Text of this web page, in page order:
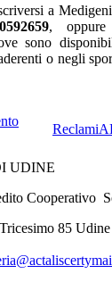
a
,
sono
o negli
Reclami
Cooperativo
85